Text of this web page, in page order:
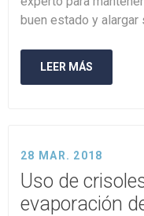
buen estado y alargar
LEER MÁS
28 MAR. 2018
Uso de
evaporación